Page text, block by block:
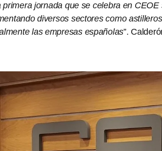
primera jornada que se celebra en
diversos sectores como
las empresas españolas”.